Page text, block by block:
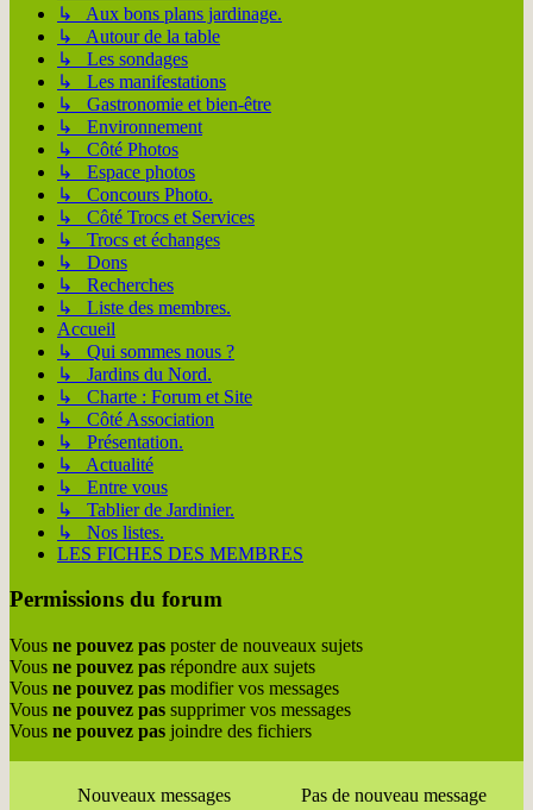
↳ Aux bons plans jardinage.
↳ Autour de la table
↳ Les sondages
↳ Les manifestations
↳ Gastronomie et bien-être
↳ Environnement
↳ Côté Photos
↳ Espace photos
↳ Concours Photo.
↳ Côté Trocs et Services
↳ Trocs et échanges
↳ Dons
↳ Recherches
↳ Liste des membres.
Accueil
↳ Qui sommes nous ?
↳ Jardins du Nord.
↳ Charte : Forum et Site
↳ Côté Association
↳ Présentation.
↳ Actualité
↳ Entre vous
↳ Tablier de Jardinier.
↳ Nos listes.
LES FICHES DES MEMBRES
Permissions du forum
Vous ne pouvez pas poster de nouveaux sujets
Vous ne pouvez pas répondre aux sujets
Vous ne pouvez pas modifier vos messages
Vous ne pouvez pas supprimer vos messages
Vous ne pouvez pas joindre des fichiers
Nouveaux messages Pas de nouveau message